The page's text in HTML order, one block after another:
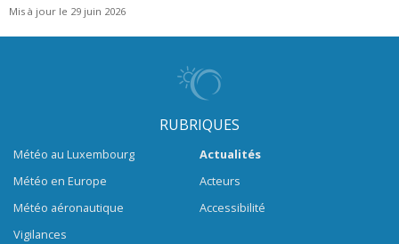
Mis à jour le 29 juin 2026
RUBRIQUES
Météo au Luxembourg
Météo en Europe
Météo aéronautique
Vigilances
Actualités
Acteurs
Accessibilité